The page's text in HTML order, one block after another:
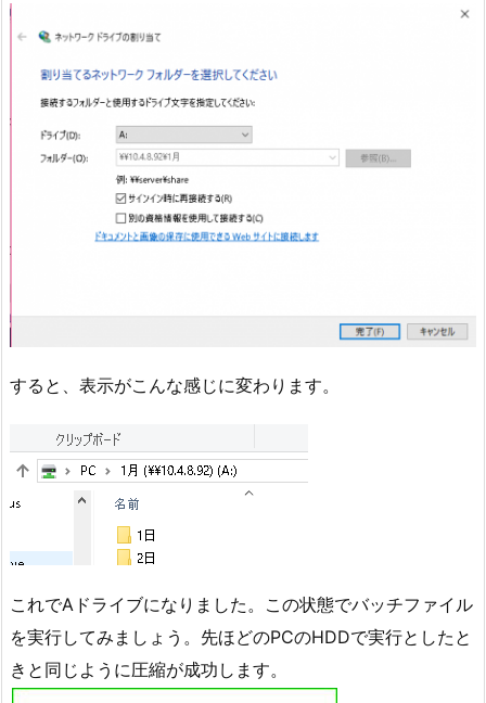
すると、表示がこんな感じに変わります。
これでAドライブになりました。この状態でバッチファイル
を実行してみましょう。先ほどのPCのHDDで実行としたと
きと同じように圧縮が成功します。